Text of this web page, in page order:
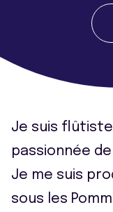
Je suis
passionnée
Je me suis
sous les